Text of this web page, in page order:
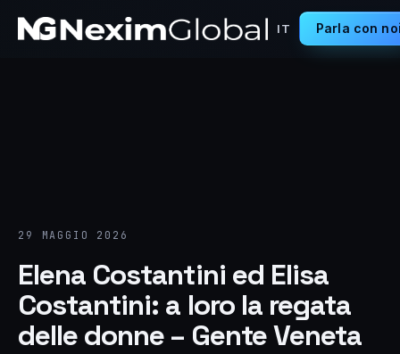
IT Parla con
29 MAGGIO 2026
Elena Costantini ed Elisa
Costantini: a loro la regata
delle donne – Gente Veneta